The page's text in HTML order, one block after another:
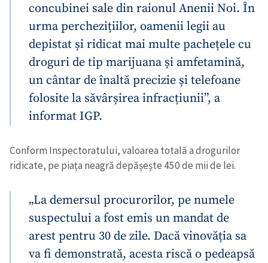
concubinei sale din raionul Anenii Noi. În
urma perchezițiilor, oamenii legii au
depistat și ridicat mai multe pachețele cu
droguri de tip marijuana și amfetamină,
un cântar de înaltă precizie și telefoane
folosite la săvârșirea infracțiunii”, a
informat IGP.
Conform Inspectoratului, valoarea totală a drogurilor
ridicate, pe piața neagră depășește 450 de mii de lei.
„La demersul procurorilor, pe numele
suspectului a fost emis un mandat de
arest pentru 30 de zile. Dacă vinovăția sa
va fi demonstrată, acesta riscă o pedeapsă